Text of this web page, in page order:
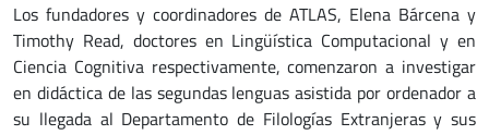
Los fundadores y coordinadores de ATLAS, Elena Bárcena y
Timothy Read, doctores en Lingüística Computacional y en
Ciencia Cognitiva respectivamente, comenzaron a investigar
en didáctica de las segundas lenguas asistida por ordenador a
su llegada al Departamento de Filologías Extranjeras y sus